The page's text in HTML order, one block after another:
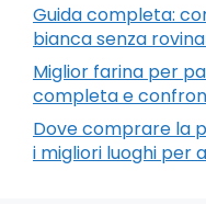
Guida completa:
bianca senza
Miglior farina per
completa e
Dove comprare la
i migliori luoghi per